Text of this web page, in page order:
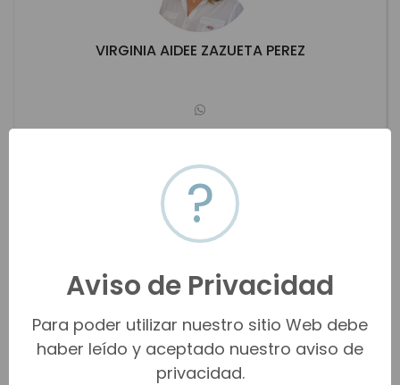
VIRGINIA AIDEE ZAZUETA PEREZ
(622) 103-0959
San Carlos
?
Aviso de Privacidad
Para poder utilizar nuestro sitio Web debe
haber leído y aceptado nuestro aviso de
privacidad.